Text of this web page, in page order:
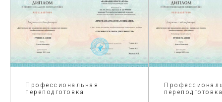
Профессиональная
переподготовка